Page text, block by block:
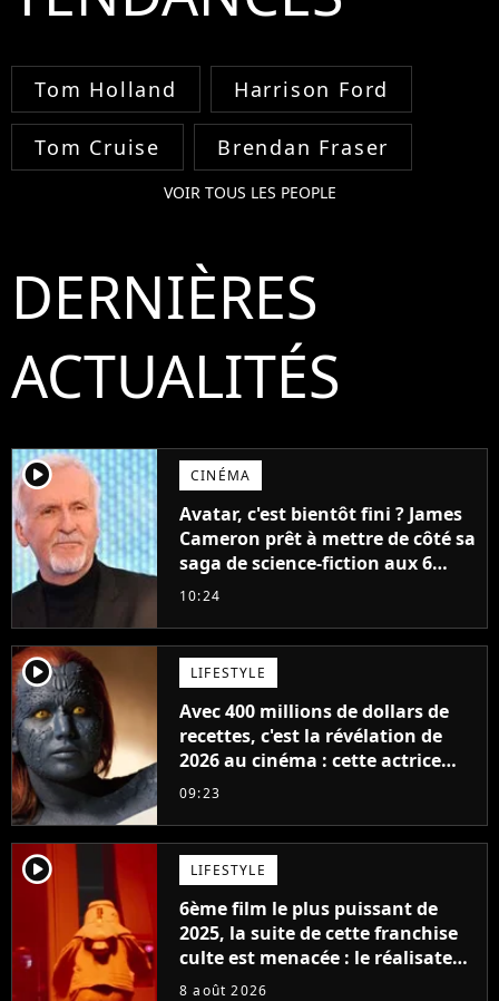
Tom Holland Harrison Ford
Tom Cruise Brendan Fraser
VOIR TOUS LES PEOPLE
DERNIÈRES
ACTUALITÉS
player2 CINÉMA
Avatar, c'est bientôt fini ? James
Cameron prêt à mettre de côté sa
saga de science-fiction aux 6
milliards de recettes
10:24
player2 LIFESTYLE
Avec 400 millions de dollars de
recettes, c'est la révélation de
2026 au cinéma : cette actrice
adorée prête à remplacer
09:23
player2 LIFESTYLE
6ème film le plus puissant de
2025, la suite de cette franchise
culte est menacée : le réalisateur
claque la porte pour "différends
8 août 2026